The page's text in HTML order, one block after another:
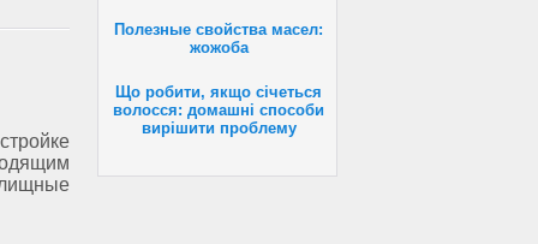
Полезные свойства масел:
жожоба
Що робити, якщо січеться
волосся: домашні способи
вирішити проблему